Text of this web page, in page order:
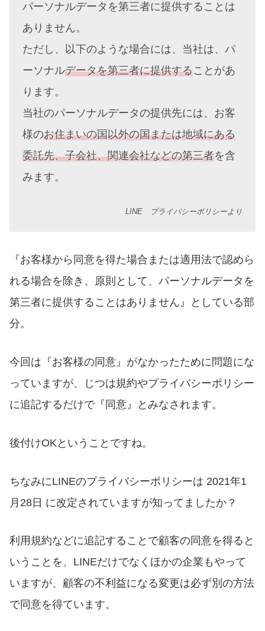
パーソナルデータを第三者に提供することは
ありません。
ただし、以下のような場合には、当社は、パ
ーソナルデータを第三者に提供することがあ
ります。
当社のパーソナルデータの提供先には、お客
様のお住まいの国以外の国または地域にある
委託先、子会社、関連会社などの第三者を含
みます。
LINE プライバシーポリシーより
『お客様から同意を得た場合または適用法で認めら
れる場合を除き、原則として、パーソナルデータを
第三者に提供することはありません』としている部
分。
今回は『お客様の同意』がなかったために問題にな
っていますが、じつは規約やプライバシーポリシー
に追記するだけで『同意』とみなされます。
後付けOKということですね。
ちなみにLINEのプライバシーポリシーは 2021年1
月28日 に改定されていますが知ってましたか？
利用規約などに追記することで顧客の同意を得ると
いうことを、LINEだけでなくほかの企業もやって
いますが、顧客の不利益になる変更は必ず別の方法
で同意を得ています。